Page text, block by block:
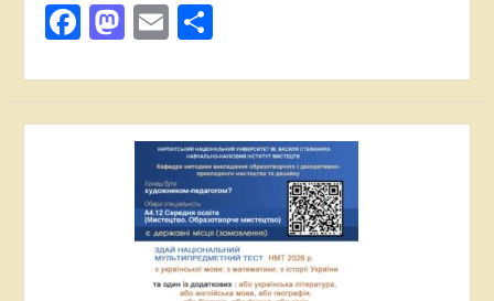
Facebook
Mastodon
EmailПоділитися